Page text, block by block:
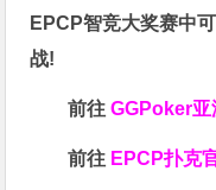
EPCP智竞大奖赛中
战!
前往GGPoker亚
前往 EPCP扑克